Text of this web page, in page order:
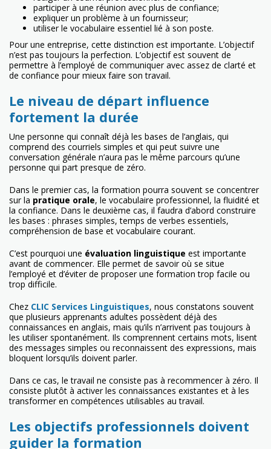
participer à une réunion avec plus de confiance;
expliquer un problème à un fournisseur;
utiliser le vocabulaire essentiel lié à son poste.
Pour une entreprise, cette distinction est importante. L’objectif
n’est pas toujours la perfection. L’objectif est souvent de
permettre à l’employé de communiquer avec assez de clarté et
de confiance pour mieux faire son travail.
Le niveau de départ influence
fortement la durée
Une personne qui connaît déjà les bases de l’anglais, qui
comprend des courriels simples et qui peut suivre une
conversation générale n’aura pas le même parcours qu’une
personne qui part presque de zéro.
Dans le premier cas, la formation pourra souvent se concentrer
sur la pratique orale, le vocabulaire professionnel, la fluidité et
la confiance. Dans le deuxième cas, il faudra d’abord construire
les bases : phrases simples, temps de verbes essentiels,
compréhension de base et vocabulaire courant.
C’est pourquoi une évaluation linguistique est importante
avant de commencer. Elle permet de savoir où se situe
l’employé et d’éviter de proposer une formation trop facile ou
trop difficile.
Chez CLIC Services Linguistiques, nous constatons souvent
que plusieurs apprenants adultes possèdent déjà des
connaissances en anglais, mais qu’ils n’arrivent pas toujours à
les utiliser spontanément. Ils comprennent certains mots, lisent
des messages simples ou reconnaissent des expressions, mais
bloquent lorsqu’ils doivent parler.
Dans ce cas, le travail ne consiste pas à recommencer à zéro. Il
consiste plutôt à activer les connaissances existantes et à les
transformer en compétences utilisables au travail.
Les objectifs professionnels doivent
guider la formation